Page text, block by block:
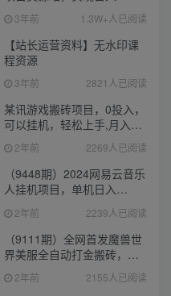
2000+
3年前 1.3W+人已阅读
【站长运营资料】无水印课
程资源
3年前 2821人已阅读
某讯游戏搬砖项目，0投入，
可以挂机，轻松上手,月入
3000+上不封顶
2年前 2269人已阅读
（9448期）2024网易云音乐
人挂机项目，单机日入
150+，无脑月入5000+
2年前 2239人已阅读
（9111期）全网首发魔兽世
界美服全自动打金搬砖，日
入1000+，简单好操作，保
姆级教学
2年前 2155人已阅读